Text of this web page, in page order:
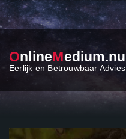
OnlineMedium.nu
Eerlijk en Betrouwbaar Advies